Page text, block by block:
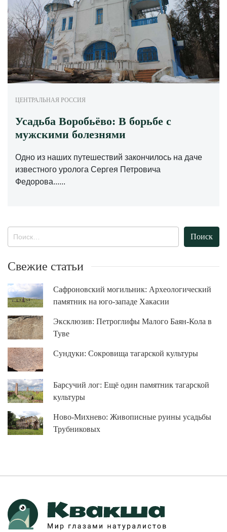
ЦЕНТРАЛЬНАЯ РОССИЯ
Усадьба Воробьёво: В борьбе с
мужскими болезнями
Одно из наших путешествий закончилось на даче
известного уролога Сергея Петровича
Федорова......
Свежие статьи
Сафроновский могильник: Археологический
памятник на юго-западе Хакасии
Эксклюзив: Петроглифы Малого Баян-Кола в
Туве
Сундуки: Сокровища тагарской культуры
Барсучий лог: Ещё один памятник тагарской
культуры
Ново-Михнево: Живописные руины усадьбы
Трубниковых